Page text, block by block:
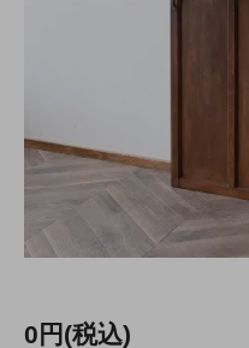
0円(税込)